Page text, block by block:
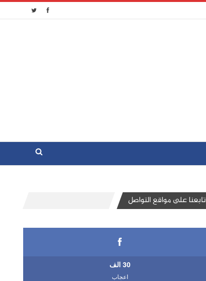
تابعنا على مواقع التواصل
30 الف
اعجاب